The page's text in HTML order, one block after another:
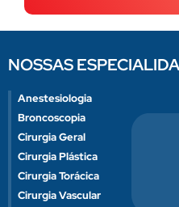
NOSSAS
Anestesiologia
Broncoscopia
Cirurgia Geral
Cirurgia Plástica
Cirurgia Torácica
Cirurgia Vascular